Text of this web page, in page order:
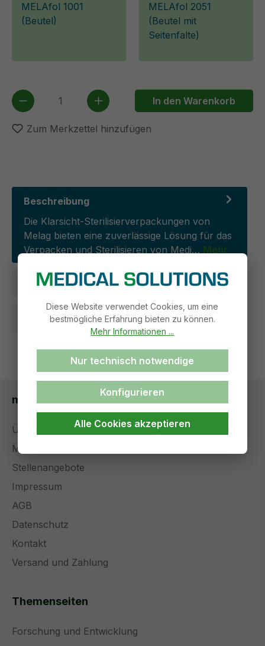
MELAfol 1001
(Beutel)
MELAfol 2051
(Beutel mit
Seitenfalte)
Produkt Anzahl: Gib den gewünschten
In den Warenkorb
Zum Merkzettel hinzufügen
Beschreibung
Die Klarsicht-Sterilisierverpackungen von
Melag bieten eine zuverlässige Lösung für das
Verpacken und Sterilisieren von Medi… Mehr
Ausführungen
Produkt- und Sicherheitsdokumente
medical solutions
Über uns
Management
Stellenangebote
Impressum
AGB
Datenschutz
Kontakt
Versand und Zahlung
Themenseiten
Forschung und Entwicklung
Diese Website verwendet Cookies, um eine
bestmögliche Erfahrung bieten zu können.
Mehr Informationen ...
Nur technisch notwendige
Konfigurieren
Alle Cookies akzeptieren